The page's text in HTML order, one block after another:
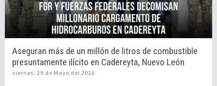
Aseguran más de un millón de litros de combustible
presuntamente ilícito en Cadereyta, Nuevo León
viernes, 29 de Mayo del 2026